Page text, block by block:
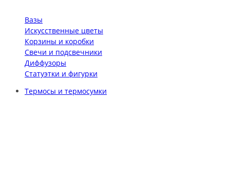
Вазы
Искусственные цветы
Корзины и коробки
Свечи и подсвечники
Диффузоры
Статуэтки и фигурки
Термосы и термосумки